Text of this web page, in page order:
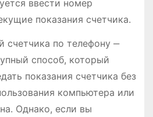
ввести номер
показания счетчика.
счетчика по телефону ‒
способ, который
показания счетчика без
компьютера или
Однако, если вы